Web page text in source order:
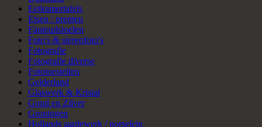
Eetkamertafels
Etsen / prenten
Fauteuilstoelen
Foto's & stereofoto's
Fotografie
Fotografie diverse
Fototoestellen
Gelderland
Glaswerk & Kristal
Goud en Zilver
Groningen
Hollands aardewerk / porselein